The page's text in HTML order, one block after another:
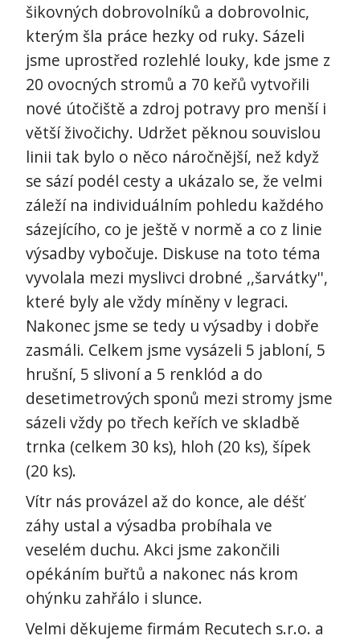
šikovných dobrovolníků a dobrovolnic,
kterým šla práce hezky od ruky. Sázeli
jsme uprostřed rozlehlé louky, kde jsme z
20 ovocných stromů a 70 keřů vytvořili
nové útočiště a zdroj potravy pro menší i
větší živočichy. Udržet pěknou souvislou
linii tak bylo o něco náročnější, než když
se sází podél cesty a ukázalo se, že velmi
záleží na individuálním pohledu každého
sázejícího, co je ještě v normě a co z linie
výsadby vybočuje. Diskuse na toto téma
vyvolala mezi myslivci drobné ,,šarvátky'',
které byly ale vždy míněny v legraci.
Nakonec jsme se tedy u výsadby i dobře
zasmáli. Celkem jsme vysázeli 5 jabloní, 5
hrušní, 5 slivoní a 5 renklód a do
desetimetrových sponů mezi stromy jsme
sázeli vždy po třech keřích ve skladbě
trnka (celkem 30 ks), hloh (20 ks), šípek
(20 ks).
Vítr nás provázel až do konce, ale déšť
záhy ustal a výsadba probíhala ve
veselém duchu. Akci jsme zakončili
opékáním buřtů a nakonec nás krom
ohýnku zahřálo i slunce.
Velmi děkujeme firmám Recutech s.r.o. a